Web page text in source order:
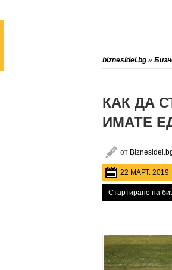
biznesidei.bg »
КАК ДА
ИМАТЕ
от
22 МАРТ. 2019
Стартиране на
Абонирайте се за бюлетина на
biznesidei.bg и бъдете в крак с